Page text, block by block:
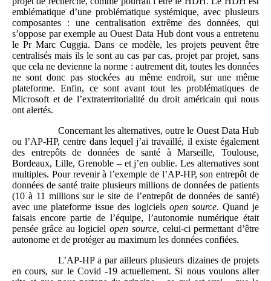
emblématique d’une problématique systémique, avec plusieurs
composantes : une centralisation extrême des données, qui
s’oppose par exemple au Ouest Data Hub dont vous a entretenu
le Pr Marc Cuggia. Dans ce modèle, les projets peuvent être
centralisés mais ils le sont au cas par cas, projet par projet, sans
que cela ne devienne la norme : autrement dit, toutes les données
ne sont donc pas stockées au même endroit, sur une même
plateforme. Enfin, ce sont avant tout les problématiques de
Microsoft et de l’extraterritorialité du droit américain qui nous
ont alertés.
Concernant les alternatives, outre le Ouest Data Hub
ou l’AP-HP, centre dans lequel j’ai travaillé, il existe également
des entrepôts de données de santé à Marseille, Toulouse,
Bordeaux, Lille, Grenoble – et j’en oublie. Les alternatives sont
multiples. Pour revenir à l’exemple de l’AP-HP, son entrepôt de
données de santé traite plusieurs millions de données de patients
(10 à 11 millions sur le site de l’entrepôt de données de santé)
avec une plateforme issue des logiciels open source. Quand je
faisais encore partie de l’équipe, l’autonomie numérique était
pensée grâce au logiciel open source, celui-ci permettant d’être
autonome et de protéger au maximum les données confiées.
L’AP-HP a par ailleurs plusieurs dizaines de projets
en cours, sur le Covid -19 actuellement. Si nous voulons aller